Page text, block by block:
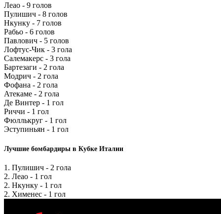
Леао - 9 голов
Пулишич - 8 голов
Нкунку - 7 голов
Рабьо - 6 голов
Павлович - 5 голов
Лофтус-Чик - 3 гола
Салемакерс - 3 гола
Бартезаги - 2 гола
Модрич - 2 гола
Фофана - 2 гола
Атекаме - 2 гола
Де Винтер - 1 гол
Риччи - 1 гол
Фюллькруг - 1 гол
Эступиньян - 1 гол
Лучшие бомбардиры в Кубке Италии
1. Пулишич - 2 гола
2. Леао - 1 гол
2. Нкунку - 1 гол
2. Хименес - 1 гол